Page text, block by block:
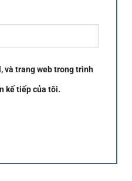
và trang web trong trình
kế tiếp của tôi.